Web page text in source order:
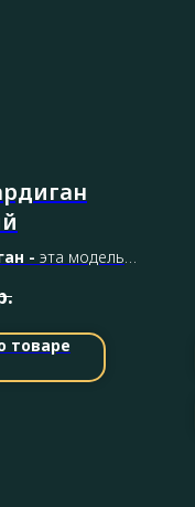
- эта модель
придающую
товаре